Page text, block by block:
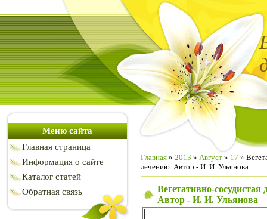
Меню сайта
Главная страница
Информация о сайте
Каталог статей
Обратная связь
Главная » 2013 » Август » 17 »
лечению. Автор - И. И. Ульянова
Вегетативно-
Автор - И. И. Ульянова